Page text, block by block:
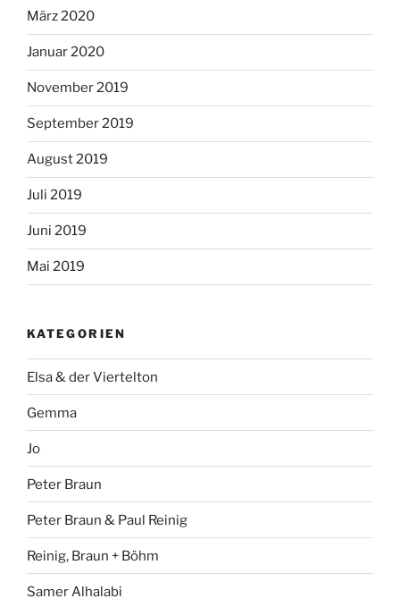
März 2020
Januar 2020
November 2019
September 2019
August 2019
Juli 2019
Juni 2019
Mai 2019
KATEGORIEN
Elsa & der Viertelton
Gemma
Jo
Peter Braun
Peter Braun & Paul Reinig
Reinig, Braun + Böhm
Samer Alhalabi